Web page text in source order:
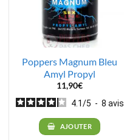
Poppers Magnum Bleu
Amyl Propyl
11,90€
4.1/5 - 8 avis
AJOUTER